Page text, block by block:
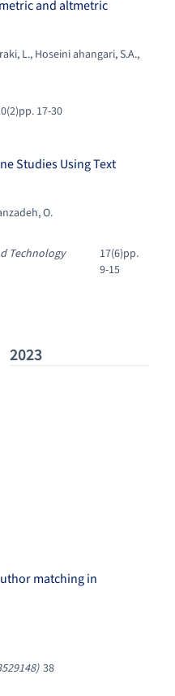
and altmetric
L., Hoseini ahangari, S.A.,
17-30
Studies Using Text
O.
Technology
17(6)pp.
9-15
2023
matching in
38